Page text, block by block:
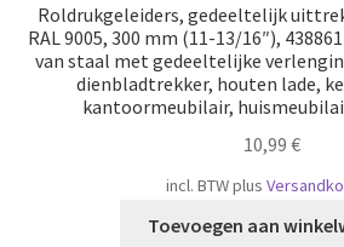
Roldrukgeleiders, gedeeltelijk
RAL 9005, 300 mm (11-13/16″),
van staal met gedeeltelijke
dienbladtrekker, houten lade,
kantoormeubilair,
10,99 €
incl. BTWplus
Toevoegen aan